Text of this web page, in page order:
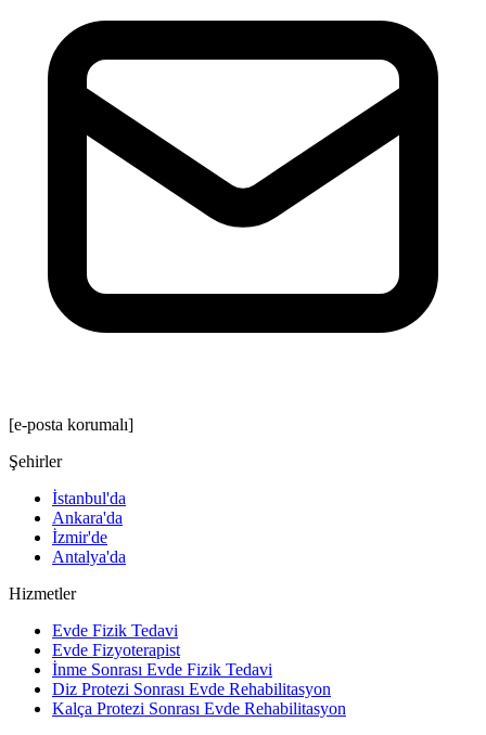
[e-posta korumalı]
Şehirler
İstanbul'da
Ankara'da
İzmir'de
Antalya'da
Hizmetler
Evde Fizik Tedavi
Evde Fizyoterapist
İnme Sonrası Evde Fizik Tedavi
Diz Protezi Sonrası Evde Rehabilitasyon
Kalça Protezi Sonrası Evde Rehabilitasyon